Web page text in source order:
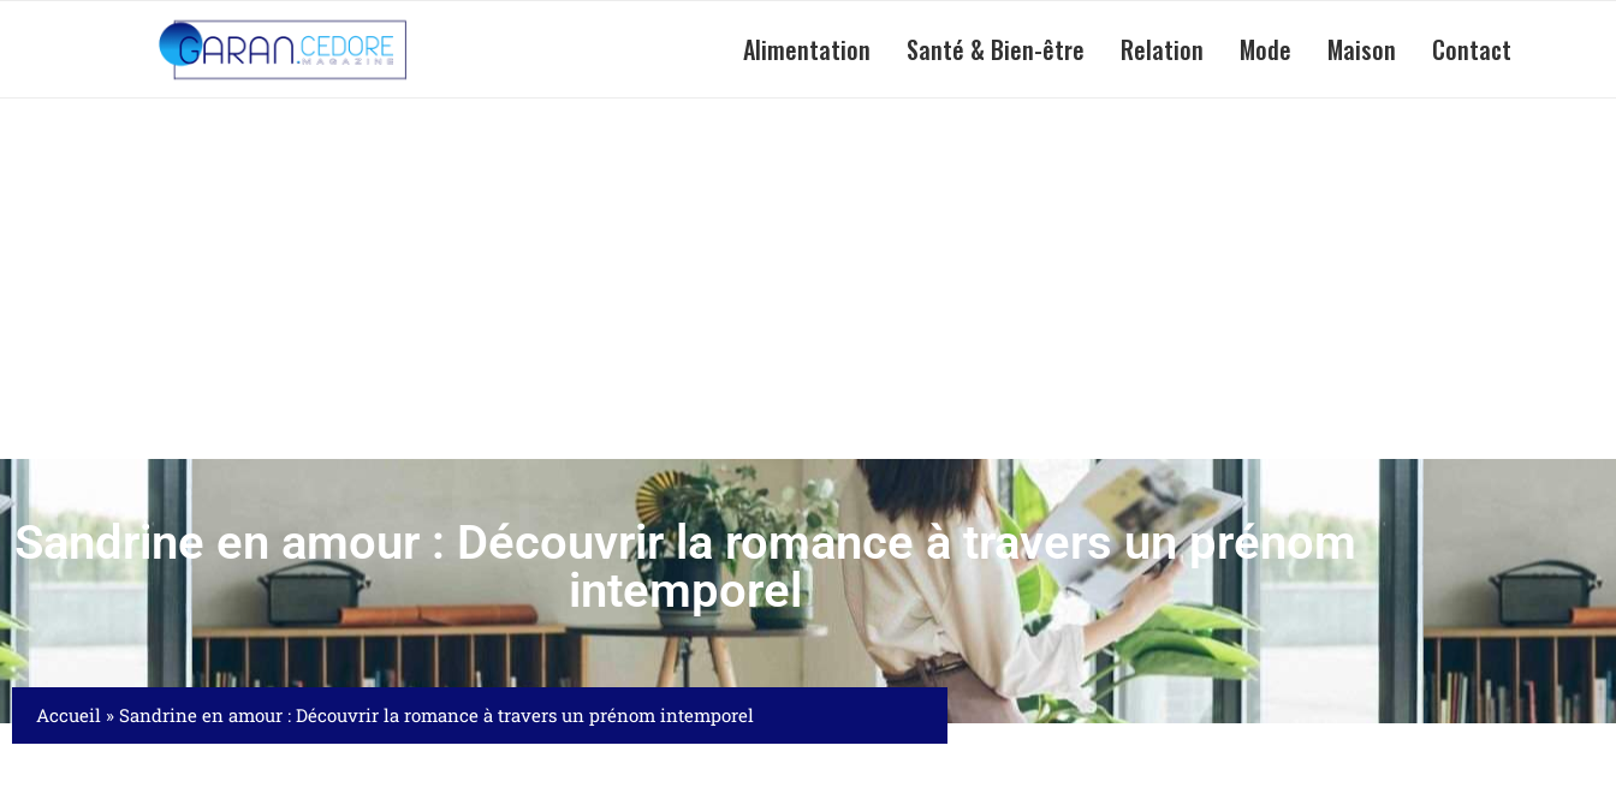
Alimentation Santé & Bien-être Relation Mode Maison Contact
Sandrine en amour : Découvrir la romance à travers un prénom
intemporel
Accueil » Sandrine en amour : Découvrir la romance à travers un prénom intemporel